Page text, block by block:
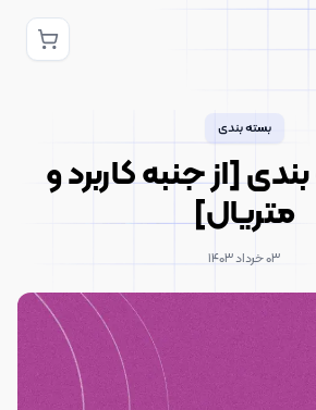
بسته بندی
[از جنبه کاربرد و
متریال]
۰۳ خرداد ۱۴۰۳